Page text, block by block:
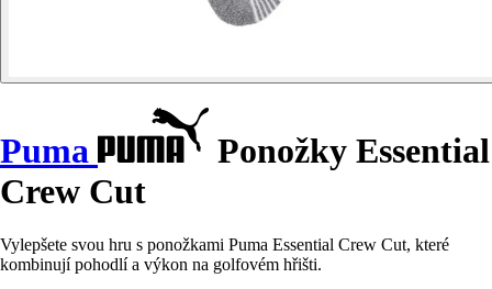
Puma
Ponožky Essential
Crew Cut
Vylepšete svou hru s ponožkami Puma Essential Crew Cut, které
kombinují pohodlí a výkon na golfovém hřišti.